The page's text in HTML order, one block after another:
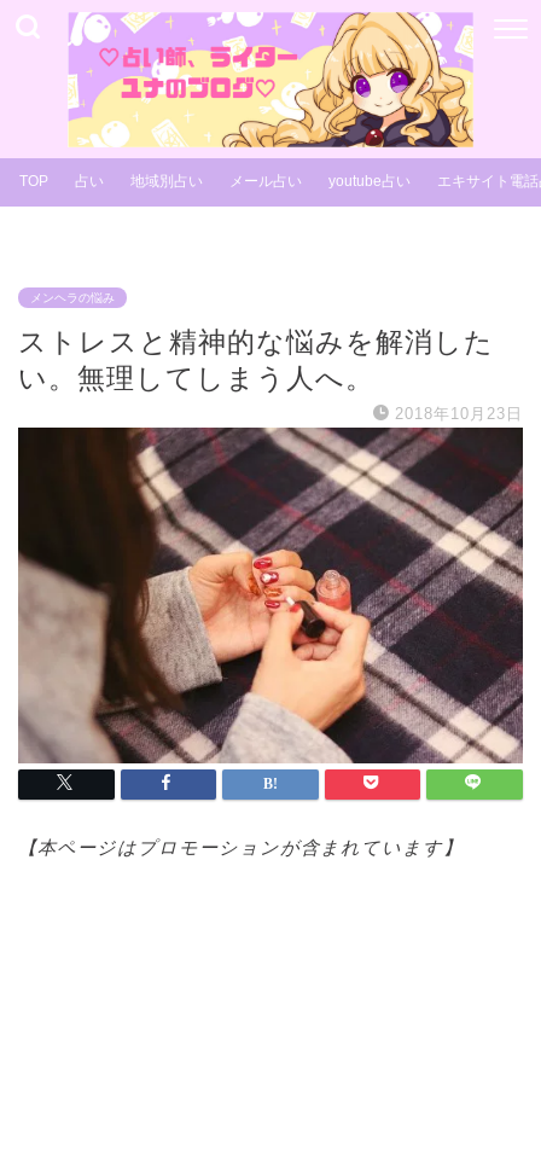
TOP 占い 地域別占い メール占い youtube占い エキサイト電
メンヘラの悩み
ストレスと精神的な悩みを解消した
い。無理してしまう人へ。
2018年10月23日
【本ページはプロモーションが含まれています】